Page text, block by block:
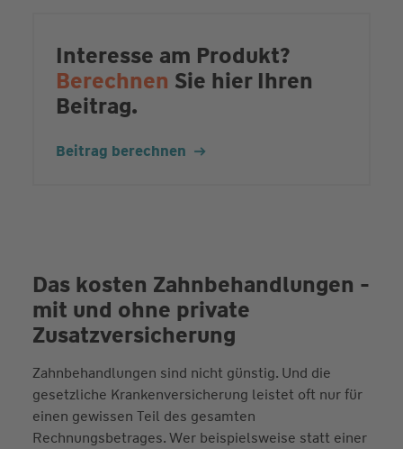
Interesse am Produkt?
Berechnen Sie hier Ihren
Beitrag.
Beitrag berechnen
Das kosten Zahnbehandlungen -
mit und ohne private
Zusatzversicherung
Zahnbehandlungen sind nicht günstig. Und die
gesetzliche Krankenversicherung leistet oft nur für
einen gewissen Teil des gesamten
Rechnungsbetrages. Wer beispielsweise statt einer